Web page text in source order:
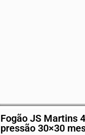
Fogão JS Martins
pressão 30×30